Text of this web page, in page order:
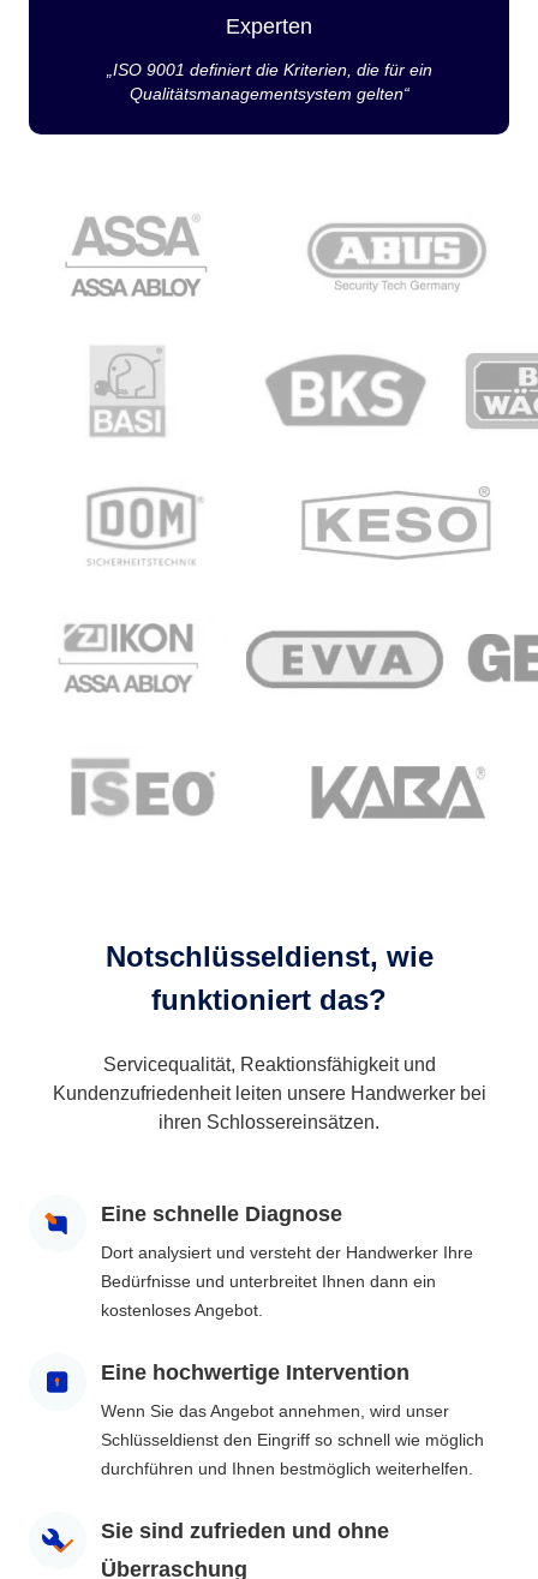
Experten
„ISO 9001 definiert die Kriterien, die für ein
Qualitätsmanagementsystem gelten“
Notschlüsseldienst, wie
funktioniert das?
Servicequalität, Reaktionsfähigkeit und
Kundenzufriedenheit leiten unsere Handwerker bei
ihren Schlossereinsätzen.
Eine schnelle Diagnose
Dort analysiert und versteht der Handwerker Ihre
Bedürfnisse und unterbreitet Ihnen dann ein
kostenloses Angebot.
Eine hochwertige Intervention
Wenn Sie das Angebot annehmen, wird unser
Schlüsseldienst den Eingriff so schnell wie möglich
durchführen und Ihnen bestmöglich weiterhelfen.
Sie sind zufrieden und ohne
Überraschung